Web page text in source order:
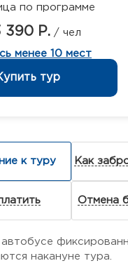
по программе
390 Р. / чел
менее 10 мест
тур
к туру Как
Отмена
накануне тура.